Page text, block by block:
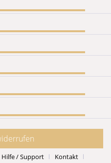
Hilfe / Support Kontakt